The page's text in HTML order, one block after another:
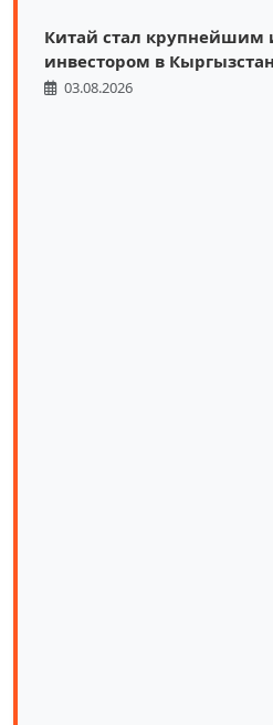
Китай стал крупнейшим
инвестором в
03.08.2026